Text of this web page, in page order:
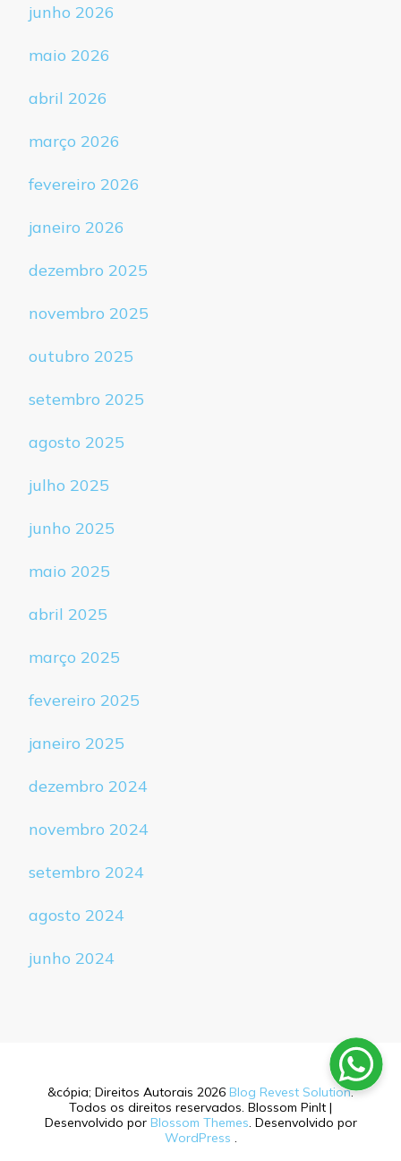
junho 2026
maio 2026
abril 2026
março 2026
fevereiro 2026
janeiro 2026
dezembro 2025
novembro 2025
outubro 2025
setembro 2025
agosto 2025
julho 2025
junho 2025
maio 2025
abril 2025
março 2025
fevereiro 2025
janeiro 2025
dezembro 2024
novembro 2024
setembro 2024
agosto 2024
junho 2024
&cópia; Direitos Autorais 2026 Blog Revest Solution.
Todos os direitos reservados. Blossom PinIt |
Desenvolvido por Blossom Themes. Desenvolvido por
WordPress .